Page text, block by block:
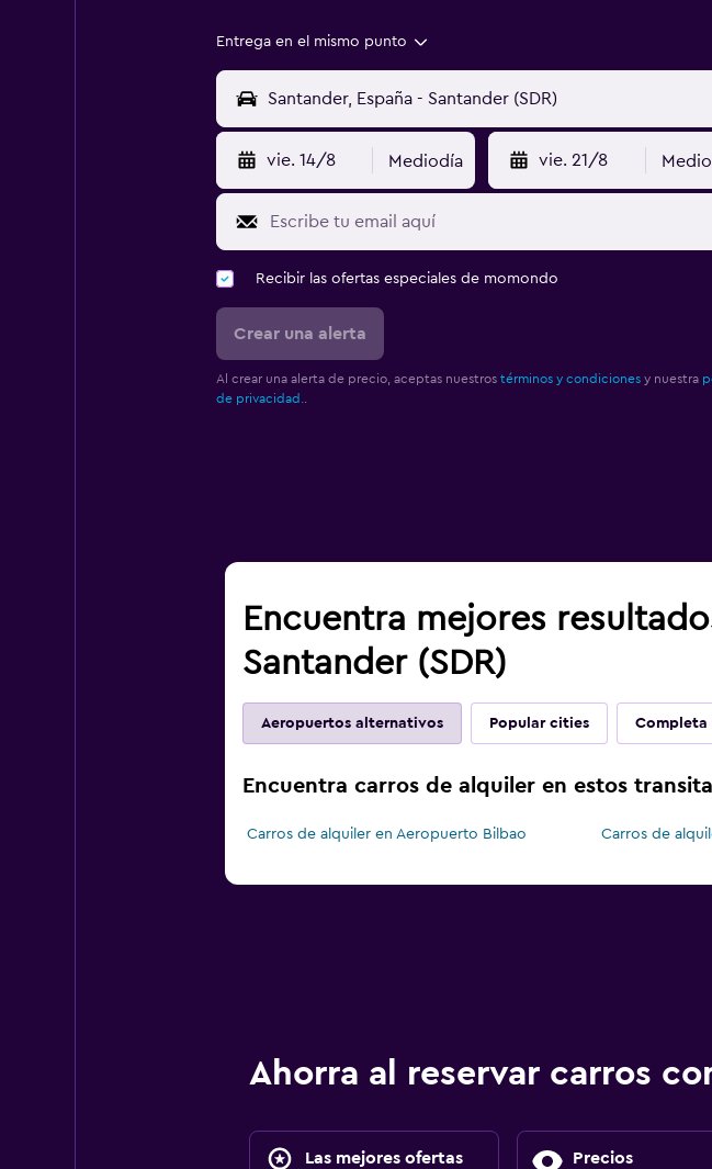
Entrega en el mismo punto
vie. 14/8 Mediodía vie. 21/8
Recibir las ofertas especiales de momondo
Crear una alerta
Al crear una alerta de precio, aceptas nuestros términos y condicionesy nuestra
de privacidad.
Encuentra mejores
Santander (SDR)
Aeropuertos alternativos Popular cities Completa
Encuentra carros de alquiler en estos
Carros de alquiler en Aeropuerto Bilbao Carros de
Ahorra al reservar carros
Las mejores ofertas Precios